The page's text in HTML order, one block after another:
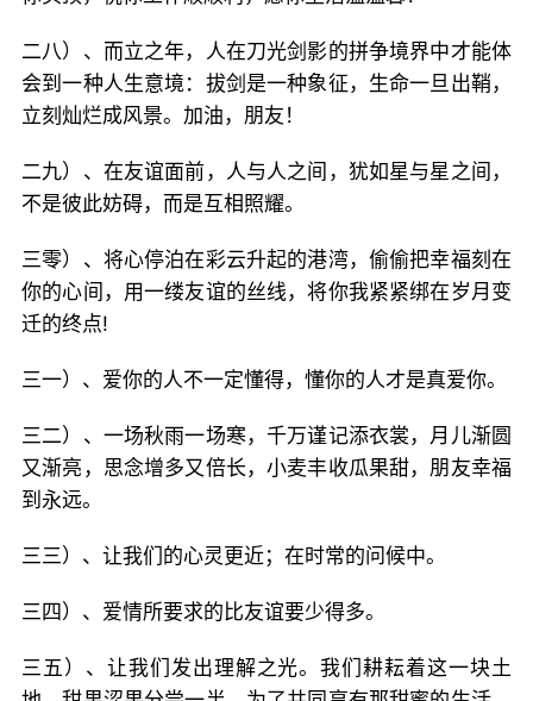
二八）、而立之年，人在刀光剑影的拼争境界中才能体
会到一种人生意境：拔剑是一种象征，生命一旦出鞘，
立刻灿烂成风景。加油，朋友！
二九）、在友谊面前，人与人之间，犹如星与星之间，
不是彼此妨碍，而是互相照耀。
三零）、将心停泊在彩云升起的港湾，偷偷把幸福刻在
你的心间，用一缕友谊的丝线，将你我紧紧绑在岁月变
迁的终点!
三一）、爱你的人不一定懂得，懂你的人才是真爱你。
三二）、一场秋雨一场寒，千万谨记添衣裳，月儿渐圆
又渐亮，思念增多又倍长，小麦丰收瓜果甜，朋友幸福
到永远。
三三）、让我们的心灵更近；在时常的问候中。
三四）、爱情所要求的比友谊要少得多。
三五）、让我们发出理解之光。我们耕耘着这一块土